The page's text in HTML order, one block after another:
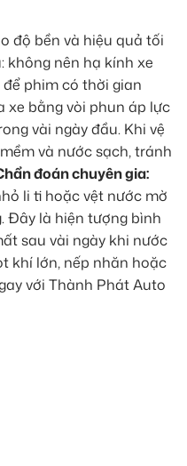
độ bền và hiệu quả tối
không nên hạ kính xe
phim có thời gian
xe bằng vòi phun áp lực
vài ngày đầu. Khi vệ
và nước sạch, tránh
đoán chuyên gia:
li ti hoặc vệt nước mờ
Đây là hiện tượng bình
sau vài ngày khi nước
khí lớn, nếp nhăn hoặc
với Thành Phát Auto